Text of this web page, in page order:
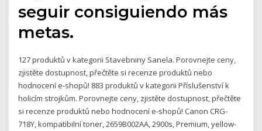
seguir consiguiendo más
metas.
127 produktů v kategorii Stavebniny Sanela. Porovnejte ceny,
zjistěte dostupnost, přečtěte si recenze produktů nebo
hodnocení e-shopů! 883 produktů v kategorii Příslušenství k
holicím strojkům. Porovnejte ceny, zjistěte dostupnost, přečtěte
si recenze produktů nebo hodnocení e-shopů! Canon CRG-
718Y, kompatibilní toner, 2659B002AA, 2900s, Premium, yellow-